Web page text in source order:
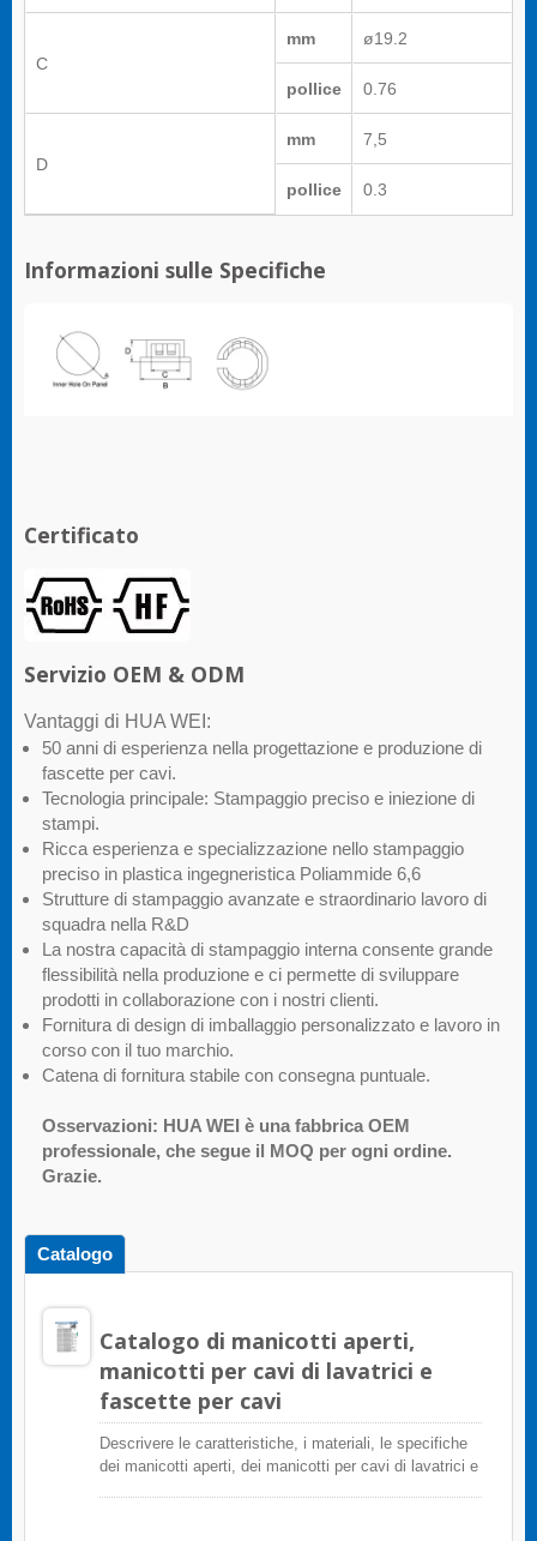
C
mm ø19.2
pollice 0.76
D
mm 7,5
pollice 0.3
Informazioni sulle Specifiche
Certificato
Servizio OEM & ODM
Vantaggi di HUA WEI:
50 anni di esperienza nella progettazione e produzione di
fascette per cavi.
Tecnologia principale: Stampaggio preciso e iniezione di
stampi.
Ricca esperienza e specializzazione nello stampaggio
preciso in plastica ingegneristica Poliammide 6,6
Strutture di stampaggio avanzate e straordinario lavoro di
squadra nella R&D
La nostra capacità di stampaggio interna consente grande
flessibilità nella produzione e ci permette di sviluppare
prodotti in collaborazione con i nostri clienti.
Fornitura di design di imballaggio personalizzato e lavoro in
corso con il tuo marchio.
Catena di fornitura stabile con consegna puntuale.
Osservazioni: HUA WEI è una fabbrica OEM
professionale, che segue il MOQ per ogni ordine.
Grazie.
Catalogo
Catalogo di manicotti aperti,
manicotti per cavi di lavatrici e
fascette per cavi
Descrivere le caratteristiche, i materiali, le specifiche
dei manicotti aperti, dei manicotti per cavi di lavatrici e